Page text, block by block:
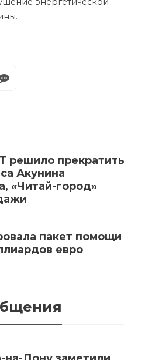
решило прекратить
Акунина
«Читай-город»
пакет помощи
евро